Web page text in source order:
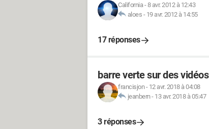
California-8 avr. 2012 à 12:43
aloes - 19 avr. 2012 à 14:55
17 réponses
barre verte sur des vidéos
francisjon- 12 avr. 2018 à 04:08
jeanbern- 13 avr. 2018 à 05:47
3 réponses